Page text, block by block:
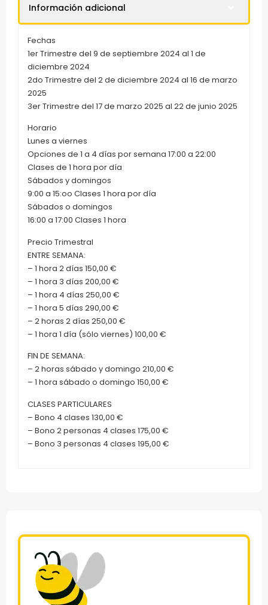
Información adicional
Fechas
1er Trimestre del 9 de septiembre 2024 al 1 de
diciembre 2024
2do Trimestre del 2 de diciembre 2024 al 16 de marzo
2025
3er Trimestre del 17 de marzo 2025 al 22 de junio 2025
Horario
Lunes a viernes
Opciones de 1 a 4 días por semana 17:00 a 22:00
Clases de 1 hora por día
Sábados y domingos
9:00 a 15:oo Clases 1 hora por día
Sábados o domingos
16:00 a 17:00 Clases 1 hora
Precio Trimestral
ENTRE SEMANA:
– 1 hora 2 días 150,00 €
– 1 hora 3 días 200,00 €
– 1 hora 4 días 250,00 €
– 1 hora 5 días 290,00 €
– 2 horas 2 días 250,00 €
– 1 hora 1 día (sólo viernes) 100,00 €
FIN DE SEMANA:
– 2 horas sábado y domingo 210,00 €
– 1 hora sábado o domingo 150,00 €
CLASES PARTICULARES
– Bono 4 clases 130,00 €
– Bono 2 personas 4 clases 175,00 €
– Bono 3 personas 4 clases 195,00 €